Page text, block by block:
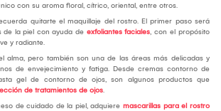
con su aroma floral, cítrico, oriental, entre otros.
quitarte el maquillaje del rostro. El primer paso será
de la piel con ayuda de exfoliantes faciales, con el propósito
y radiante.
alma, pero también son una de las áreas más delicadas y
de envejecimiento y fatiga. Desde cremas contorno de
gel de contorno de ojos, son algunos productos que
de tratamientos de ojos.
de cuidado de la piel, adquiere mascarillas para el rostro